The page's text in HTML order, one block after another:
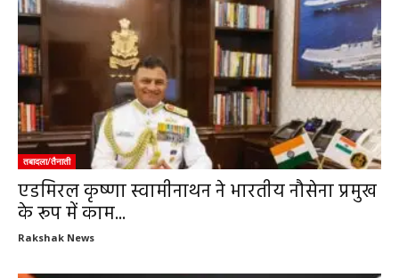
तबादला/तैनाती
एडमिरल कृष्णा स्वामीनाथन ने भारतीय नौसेना प्रमुख
के रूप में काम...
Rakshak News